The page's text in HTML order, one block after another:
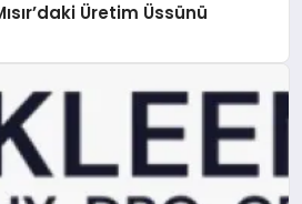
Üretim Üssünü